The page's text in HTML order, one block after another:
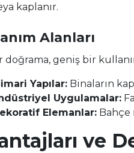
kaplanır.
Alanları
doğrama, geniş bir
Yapılar:Binaların
Uygulamalar:
Elemanlar:Bahçe
ve